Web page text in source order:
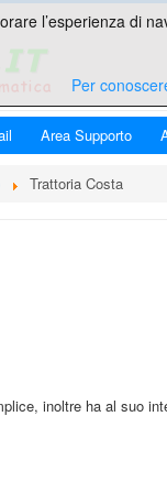
Area Supporto
Trattoria Costa
inoltre ha al suo
l’esperienza di
Per